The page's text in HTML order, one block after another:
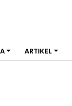
ARTIKEL